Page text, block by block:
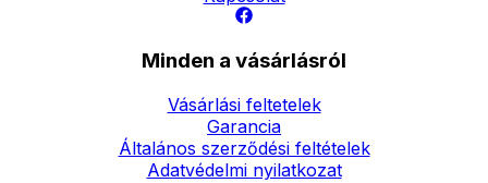
Minden a vásárlásról
Vásárlási feltetelek
Garancia
Általános szerződési feltételek
Adatvédelmi nyilatkozat